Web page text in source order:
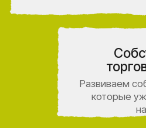
Работа у
О компании
Сотрудничество
Производство